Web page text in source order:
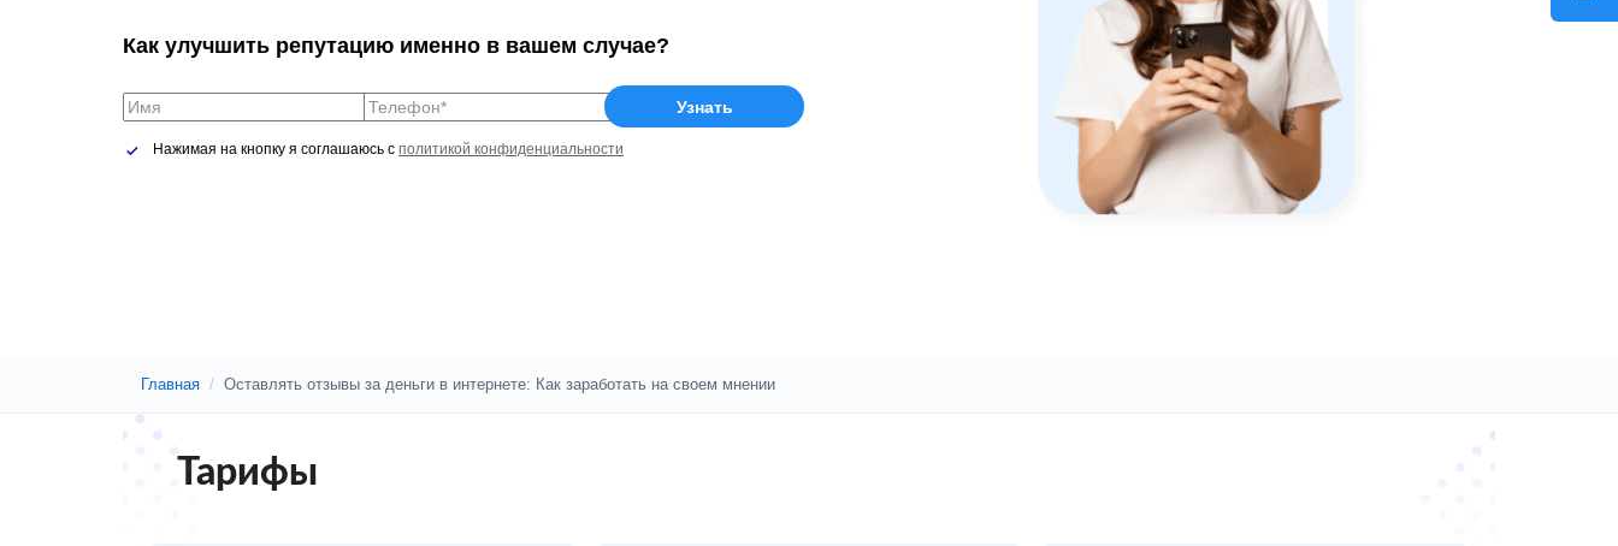
Как улучшить репутацию именно в вашем случае?
Нажимая на кнопку я соглашаюсь с политикой конфиденциальности
Главная / Оставлять отзывы за деньги в интернете: Как заработать на своем мнении
Тарифы